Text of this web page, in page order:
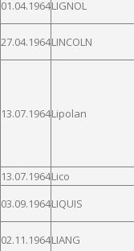
01.04.1964LIGNOL
27.04.1964LINCOLN
13.07.1964Lipolan
13.07.1964Lico
03.09.1964LIQUIS
02.11.1964LIANG